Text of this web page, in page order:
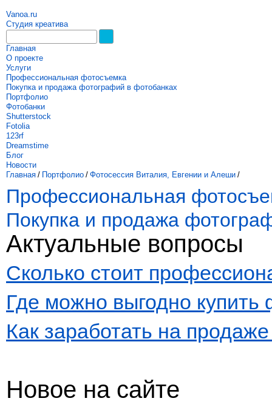
Vanoa.ru
Студия креатива
Главная
О проекте
Услуги
Профессиональная фотосъемка
Покупка и продажа фотографий в фотобанках
Портфолио
Фотобанки
Shutterstock
Fotolia
123rf
Dreamstime
Блог
Новости
Главная / Портфолио / Фотосессия Виталия, Евгении и Алеши /
Профессиональная
Покупка и продажа
Актуальные вопросы
Сколько стоит
Где можно выгодно
Как заработать на
Новое на сайте